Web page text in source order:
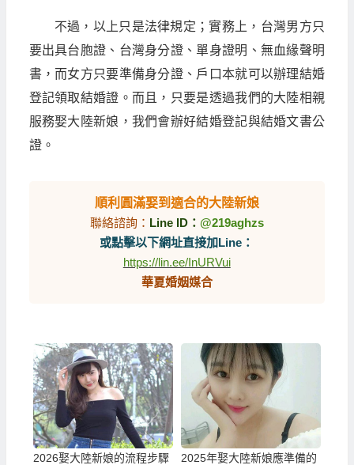
不過，以上只是法律規定；實務上，台灣男方只
要出具台胞證、台灣身分證、單身證明、無血緣聲明
書，而女方只要準備身分證、戶口本就可以辦理結婚
登記領取結婚證。而且，只要是透過我們的大陸相親
服務娶大陸新娘，我們會辦好結婚登記與結婚文書公
證。
順利圓滿娶到適合的大陸新娘
聯絡諮詢： Line ID： @219aghzs
或點擊以下網址直接加Line：
https://lin.ee/InURVui
華夏婚姻媒合
2026娶大陸新娘的流程步驟
2025年娶大陸新娘應準備的